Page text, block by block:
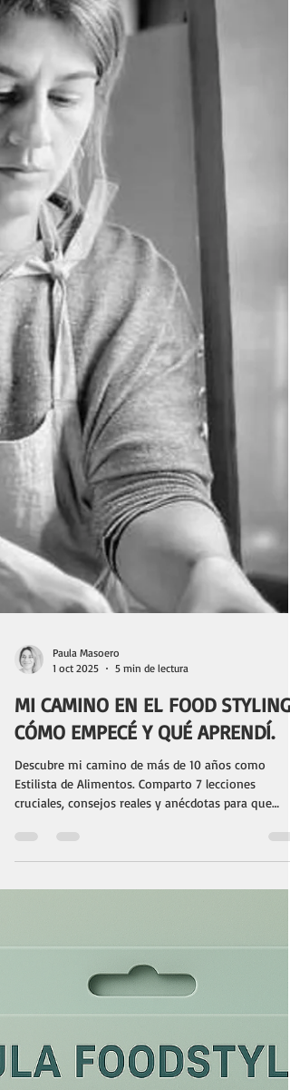
Paula Masoero
1 oct 2025
5 min de lectura
MI CAMINO EN EL FOOD STYLING,
CÓMO EMPECÉ Y QUÉ APRENDÍ.
Descubre mi camino de más de 10 años como
cruciales, consejos reales y anécdotas para que
empieces o impulses tu carrera en el Food Styling